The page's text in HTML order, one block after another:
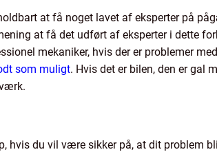
at få noget lavet af eksperter på
at få det udført af eksperter i dette
mekaniker, hvis der er problemer
som muligt. Hvis det er bilen, den er gal
hvis du vil være sikker på, at dit problem